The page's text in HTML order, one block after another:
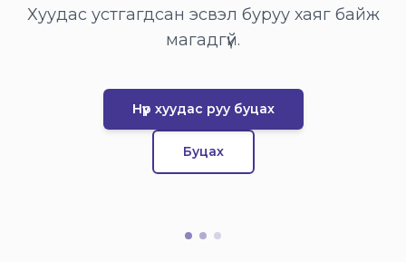
Хуудас устгагдсан эсвэл буруу хаяг байж
магадгүй.
Нүүр хуудас руу буцах
Буцах